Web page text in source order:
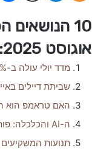
אוגוסט 2025:
מדד יולי עולה ב-0.4%, בהתאם לקונצנזוס האנליסטים, אבל גבוה משמעותית מציפיות השוק.
שביתת דיילים
האם טראמפ הוא
ה-AI והכלכלה: פותרת את בעיית החוב אך יוצרת משבר תעסוקה.
תנועות